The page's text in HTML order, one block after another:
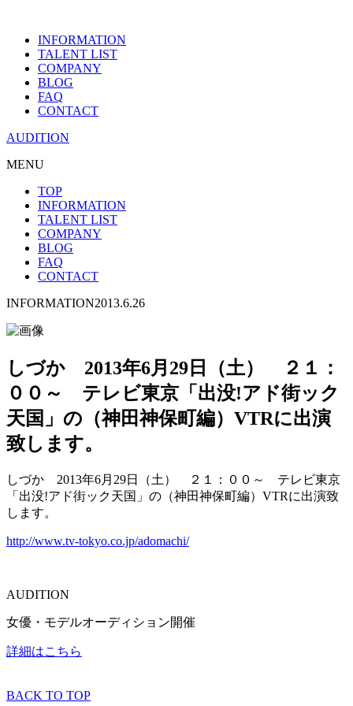
INFORMATION
TALENT LIST
COMPANY
BLOG
FAQ
CONTACT
AUDITION
MENU
TOP
INFORMATION
TALENT LIST
COMPANY
BLOG
FAQ
CONTACT
INFORMATION2013.6.26
しづか 2013年6月29日（土） ２１：
００～ テレビ東京「出没!アド街ック
天国」の（神田神保町編）VTRに出演
致します。
しづか 2013年6月29日（土） ２１：００～ テレビ東京
「出没!アド街ック天国」の（神田神保町編）VTRに出演致
します。
http://www.tv-tokyo.co.jp/adomachi/
AUDITION
女優・モデルオーディション開催
詳細はこちら
BACK TO TOP